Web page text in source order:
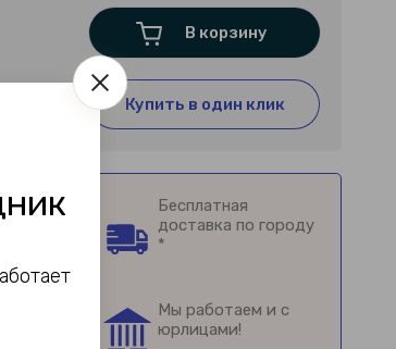
В корзину
Купить в один клик
Бесплатная
доставка по городу
*
Мы работаем и с
юрлицами!